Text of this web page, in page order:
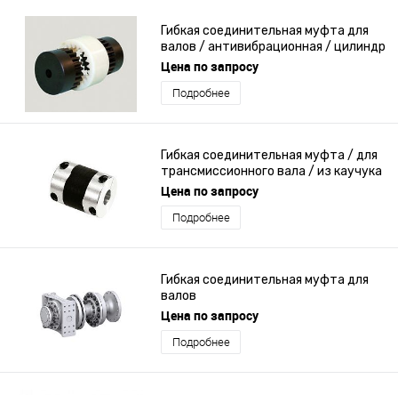
Гибкая соединительная муфта для
валов / антивибрационная / цилиндр
Цена по запросу
Подробнее
Гибкая соединительная муфта / для
трансмиссионного вала / из каучука
/ без зазора
Цена по запросу
Подробнее
Гибкая соединительная муфта для
валов
Цена по запросу
Подробнее